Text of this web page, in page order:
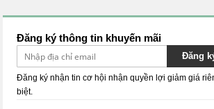
Đăng ký thông tin khuyến mãi
Đăng
Đăng ký nhận tin cơ hội nhận quyền lợi giảm giá
biệt.